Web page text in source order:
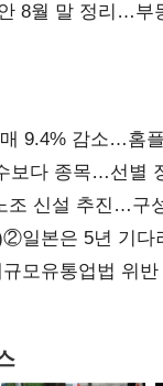
8월 말 정리…부
9.4% 감소…홈
보다 종목…선별
조 신설 추진…구
일본은 5년 기다
으론 부족한 코스
모유통업법 위